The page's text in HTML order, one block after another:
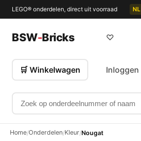
LEGO® onderdelen, direct uit voorraad NL
BSW-Bricks
Zoek op onderdeelnummer of naam
♡
🛒 Winkelwagen Inloggen
Home/Onderdelen/Kleur/Nougat